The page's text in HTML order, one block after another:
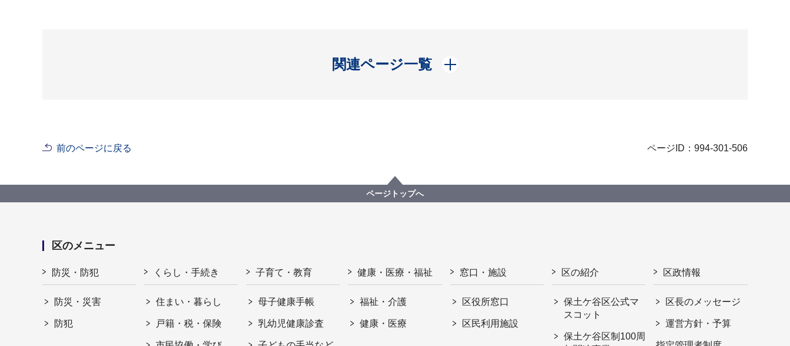
関連ページ一覧
開く
前のページに戻る ページID：994-301-506
ページトップへ
区のメニュー
防災・防犯
防災・災害
防犯
くらし・手続き
住まい・暮らし
戸籍・税・保険
子育て・教育
母子健康手帳
乳幼児健康診査
健康・医療・福祉
福祉・介護
健康・医療
窓口・施設
区役所窓口
区民利用施設
区の紹介
保土ケ谷区公式マ
スコット
保土ケ谷区制100周
区政情報
区長のメッセージ
運営方針・予算